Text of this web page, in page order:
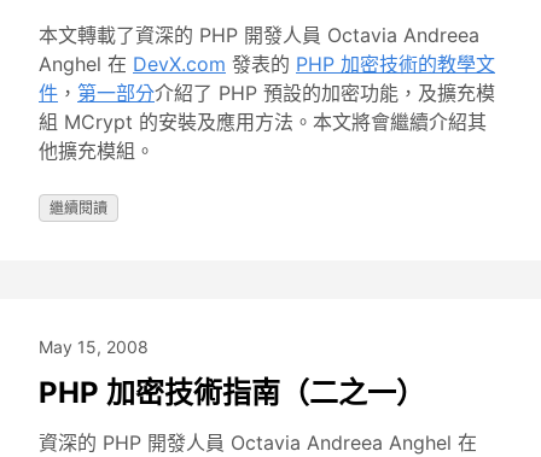
本文轉載了資深的 PHP 開發人員 Octavia Andreea
Anghel 在 DevX.com 發表的 PHP 加密技術的教學文
件 ， 第一部分介紹了 PHP 預設的加密功能，及擴充模
組 MCrypt 的安裝及應用方法。本文將會繼續介紹其
他擴充模組。
繼續閱讀
May 15, 2008
PHP 加密技術指南（二之一）
資深的 PHP 開發人員 Octavia Andreea Anghel 在